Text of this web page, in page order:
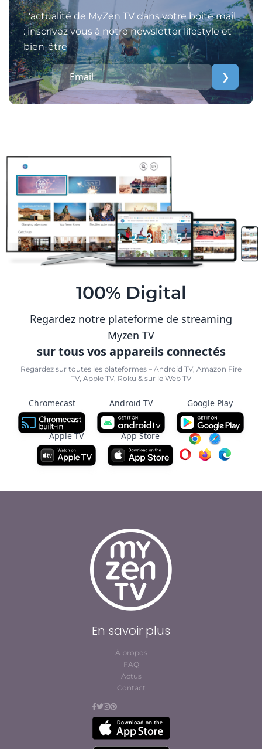
L'actualité de MyZen TV dans votre boite mail
: inscrivez vous à notre newsletter lifestyle et
bien-être
❯
100% Digital
Regardez notre plateforme de streaming
Myzen TV
sur tous vos appareils connectés
Regardez sur toutes les plateformes – Android TV, Amazon Fire
TV, Apple TV, Roku & sur le Web TV
Chromecast Android TV Google Play
Apple TV App Store
En savoir plus
À propos
FAQ
Actus
Contact